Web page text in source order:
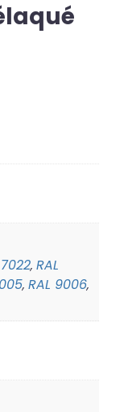
, RAL
, RAL 9006,